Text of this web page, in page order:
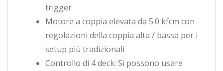
trigger
Motore a coppia elevata da 5.0 kfcm con
regolazioni della coppia alta / bassa per i
setup più tradizionali
Controllo di 4 deck: Si possono usare